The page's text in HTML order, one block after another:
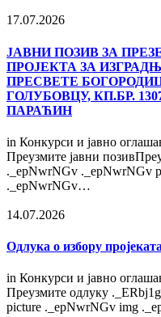
17.07.2026
ЈАВНИ ПОЗИВ ЗА
ПРОЈЕКТА ЗА
ПРЕСВЕТЕ
ГОЛУБОВЦУ, КП.БР.
ПАРАЋИН
in Конкурси и јавно
Преузмите јавни
._epNwrNGv ._epNwrNGv
._epNwrNGv…
14.07.2026
Одлука о избору
in Конкурси и јавно
Преузмите одлуку
picture ._epNwrNGv img